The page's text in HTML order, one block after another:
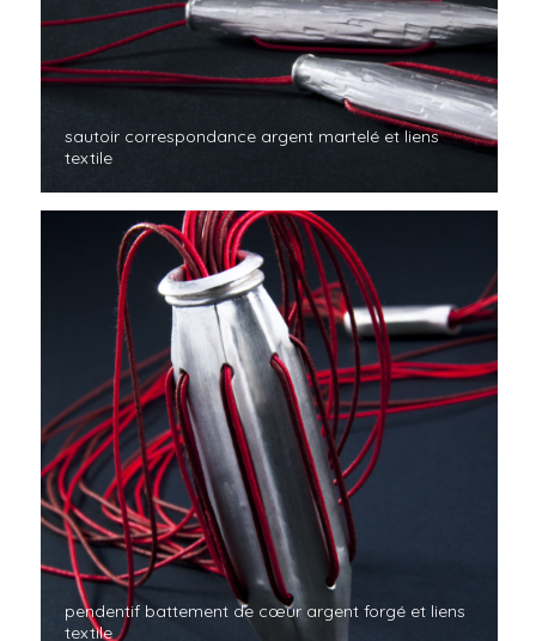
sautoir correspondance argent martelé et liens
textile
pendentif battement de cœur argent forgé et liens
textile